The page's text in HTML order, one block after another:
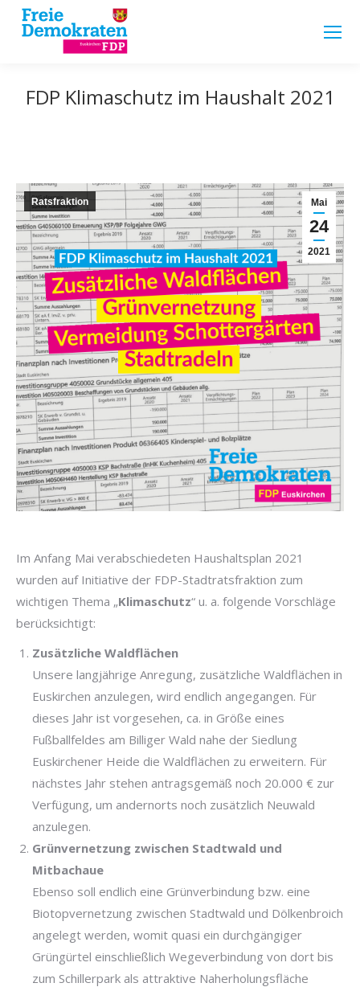
FDP Klimaschutz im Haushalt 2021
Mai
24
2021
Ratsfraktion
Im Anfang Mai verabschiedeten Haushaltsplan 2021
wurden auf Initiative der FDP-Stadtratsfraktion zum
wichtigen Thema „Klimaschutz“ u. a. folgende Vorschläge
berücksichtigt:
Zusätzliche Waldflächen
Unsere langjährige Anregung, zusätzliche Waldflächen in
Euskirchen anzulegen, wird endlich angegangen. Für
dieses Jahr ist vorgesehen, ca. in Größe eines
Fußballfeldes am Billiger Wald nahe der Siedlung
Euskirchener Heide die Waldflächen zu erweitern. Für
nächstes Jahr stehen antragsgemäß noch 20.000 € zur
Verfügung, um andernorts noch zusätzlich Neuwald
anzulegen.
Grünvernetzung zwischen Stadtwald und
Mitbachaue
Ebenso soll endlich eine Grünverbindung bzw. eine
Biotopvernetzung zwischen Stadtwald und Dölkenbroich
angelegt werden, womit quasi ein durchgängiger
Grüngürtel einschließlich Wegeverbindung von dort bis
zum Schillerpark als attraktive Naherholungsfläche